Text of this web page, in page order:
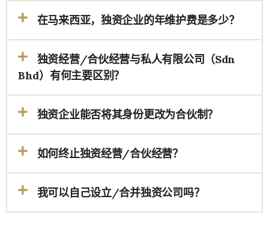
在马来西亚，独资企业的年维护费是多少？
独资经营/合伙经营与私人有限公司（Sdn
Bhd）有何主要区别？
独资企业能否将其身份更改为合伙制？
如何终止独资经营/合伙经营？
我可以自己设立/合并独资公司吗？